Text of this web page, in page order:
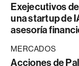
Exejecutivos
una startup de
asesoría
MERCADOS
Acciones de